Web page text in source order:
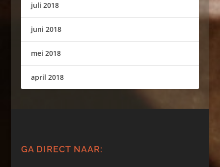
juli 2018
juni 2018
mei 2018
april 2018
GA DIRECT NAAR: